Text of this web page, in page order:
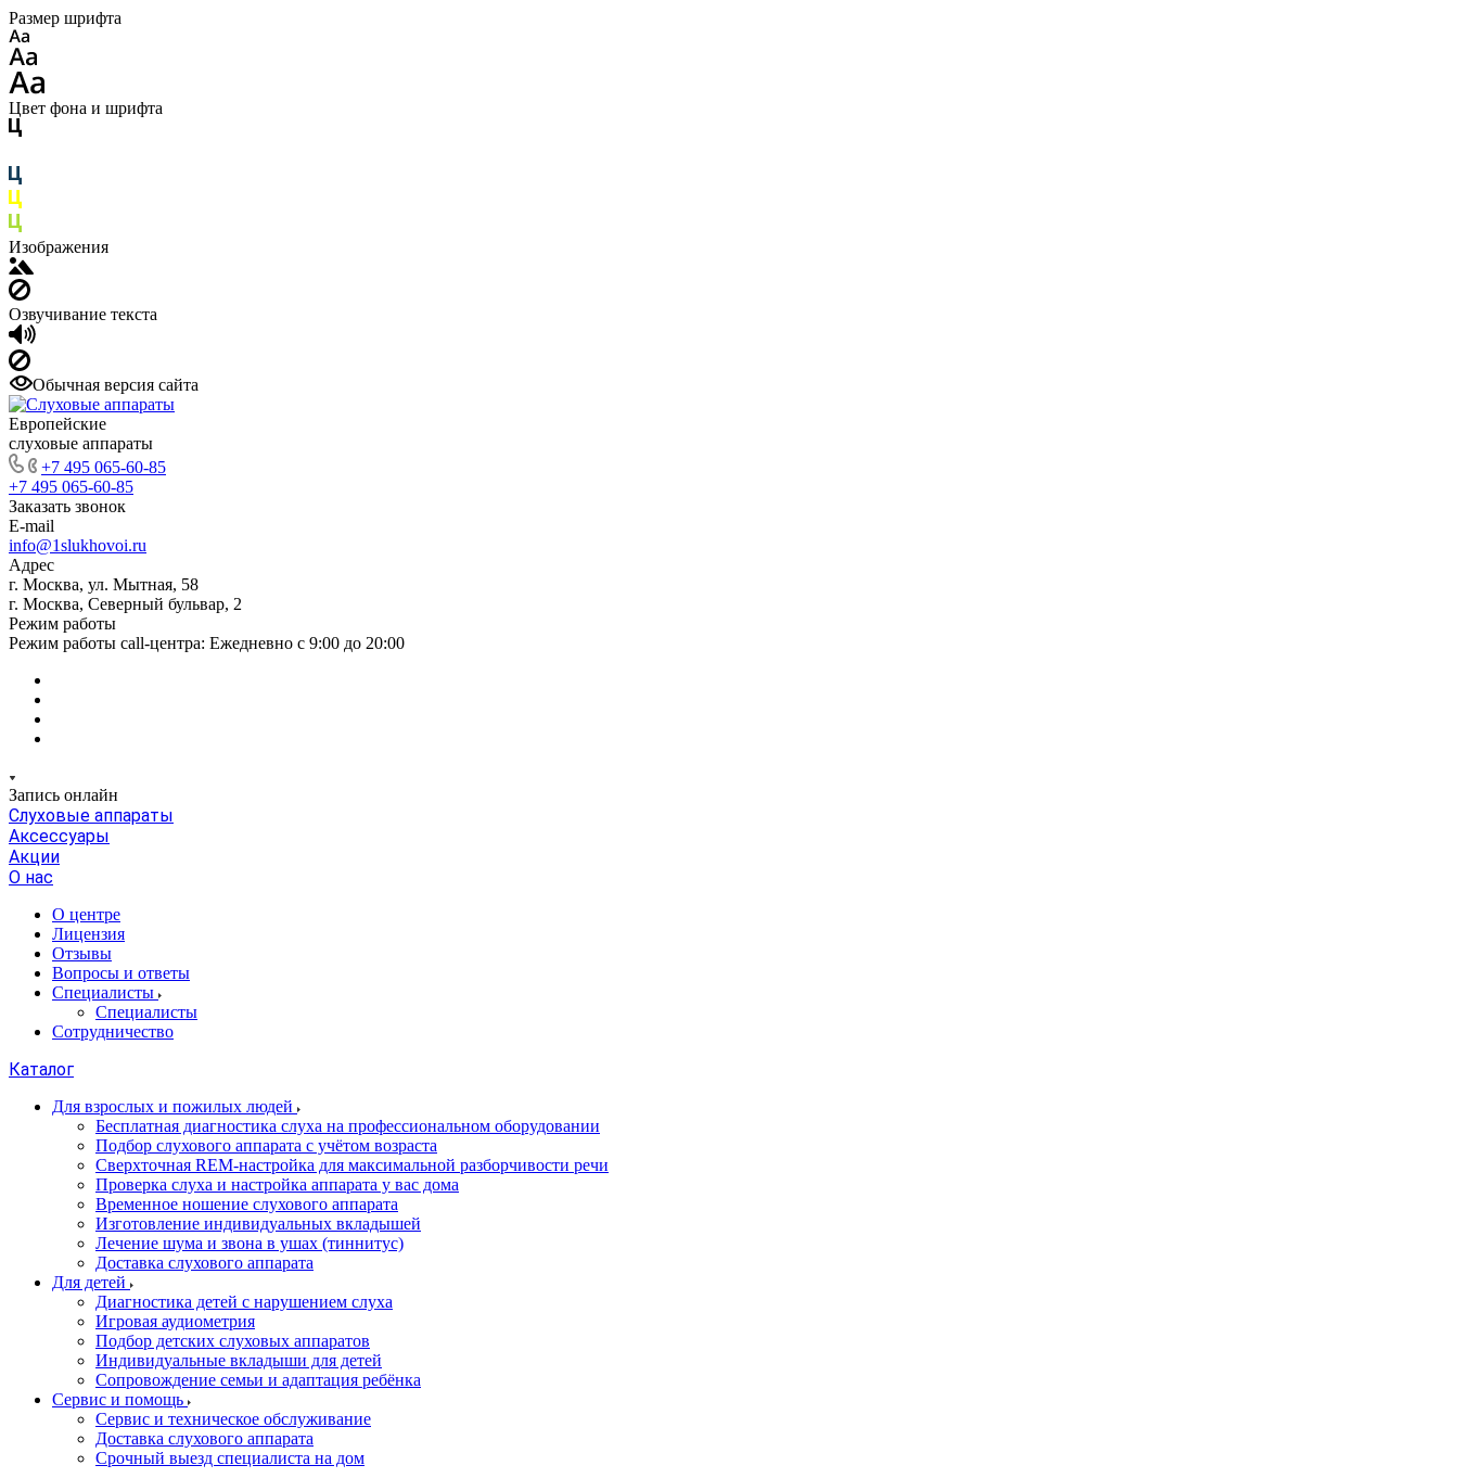
Размер шрифта
Цвет фона и шрифта
Изображения
Озвучивание текста
Обычная версия сайта
Европейские
слуховые аппараты
+7 495 065-60-85
+7 495 065-60-85
Заказать звонок
E-mail
info@1slukhovoi.ru
Адрес
г. Москва, ул. Мытная, 58
г. Москва, Северный бульвар, 2
Режим работы
Режим работы call-центра: Ежедневно с 9:00 до 20:00
Запись онлайн
Слуховые аппараты
Аксессуары
Акции
О нас
О центре
Лицензия
Отзывы
Вопросы и ответы
Специалисты
Специалисты
Сотрудничество
Каталог
Для взрослых и пожилых людей
Бесплатная диагностика слуха на профессиональном оборудовании
Подбор слухового аппарата с учётом возраста
Сверхточная REM-настройка для максимальной разборчивости речи
Проверка слуха и настройка аппарата у вас дома
Временное ношение слухового аппарата
Изготовление индивидуальных вкладышей
Лечение шума и звона в ушах (тиннитус)
Доставка слухового аппарата
Для детей
Диагностика детей с нарушением слуха
Игровая аудиометрия
Подбор детских слуховых аппаратов
Индивидуальные вкладыши для детей
Сопровождение семьи и адаптация ребёнка
Сервис и помощь
Сервис и техническое обслуживание
Доставка слухового аппарата
Срочный выезд специалиста на дом